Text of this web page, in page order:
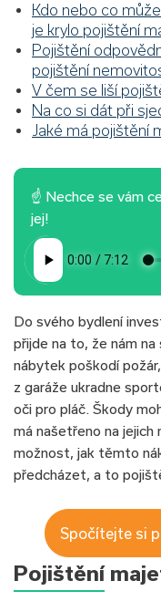
Kdo nebo co
je krylo pojištění
Pojištění
pojištění
V čem se liší
Na co si dát při
Jaké má pojištění
☝ Nechce se vám
jej!
Do svého bydlení
přijde na to, že nám
nábytek poškodí
z garáže ukradne
oči pro pláč. Škody
má našetřeno na
možnost, jak těmto
předcházet, a to
Spočítejte si
Pojištění